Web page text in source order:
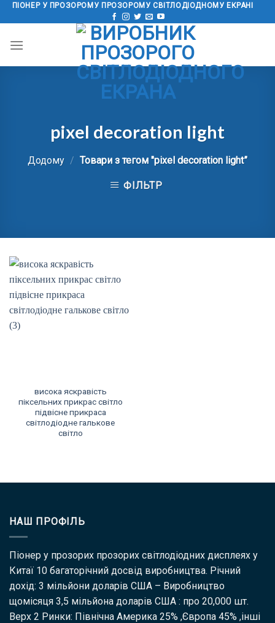
Перейти
до
ПІОНЕР У ПРОЗОРОМУ ПРОЗОРОМУ СВІТЛОДІОДНОМУ ЕКРАНІ
pixel decoration light
Додому / Товари з тегом "pixel decoration light”
ФІЛЬТР
висока яскравість
піксельних прикрас світло
підвісне прикраса
світлодіодне галькове
світло
НАШ ПРОФІЛЬ
Піонер у прозорих прозорих світлодіодних дисплеях у
Китаї 10 багаторічний досвід виробництва. Річний
дохід: 3 мільйони доларів США – Виробництво
щомісяця 3,5 мільйона доларів США : про 20,000 шт.
Верх 2 Ринки: Північна Америка 25% ,Європа 45% ,інші